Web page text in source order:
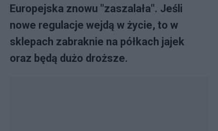
Europejska znowu "zaszalała". Jeśli
nowe regulacje wejdą w życie, to w
sklepach zabraknie na półkach jajek
oraz będą dużo droższe.